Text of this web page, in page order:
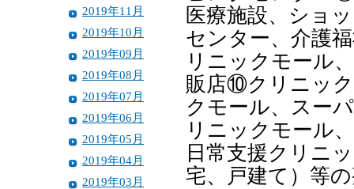
2019年11月
2019年10月
2019年09月
2019年08月
2019年07月
2019年06月
2019年05月
2019年04月
2019年03月
医療施設、ショ
センター、介護
リニックモール
販店⑩クリニッ
クモール、スー
リニックモール
日常支援クリニ
宅、戸建て）等